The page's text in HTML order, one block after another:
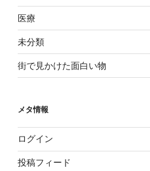
医療
未分類
街で見かけた面白い物
メタ情報
ログイン
投稿フィード